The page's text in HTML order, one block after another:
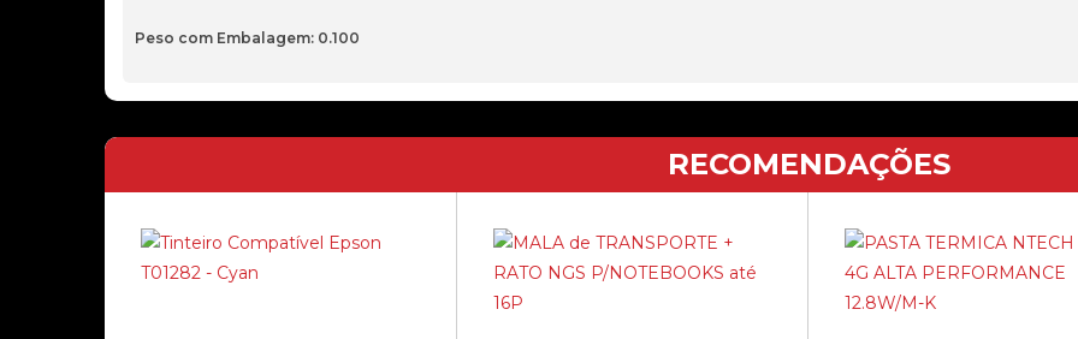
Peso com Embalagem: 0.100
RECOMENDAÇÕES